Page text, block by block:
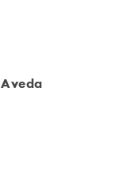
Aveda